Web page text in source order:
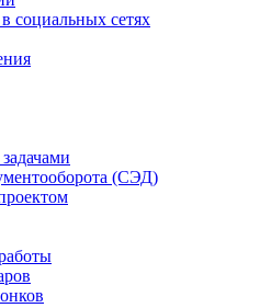
социальных сетях
(СЭД)